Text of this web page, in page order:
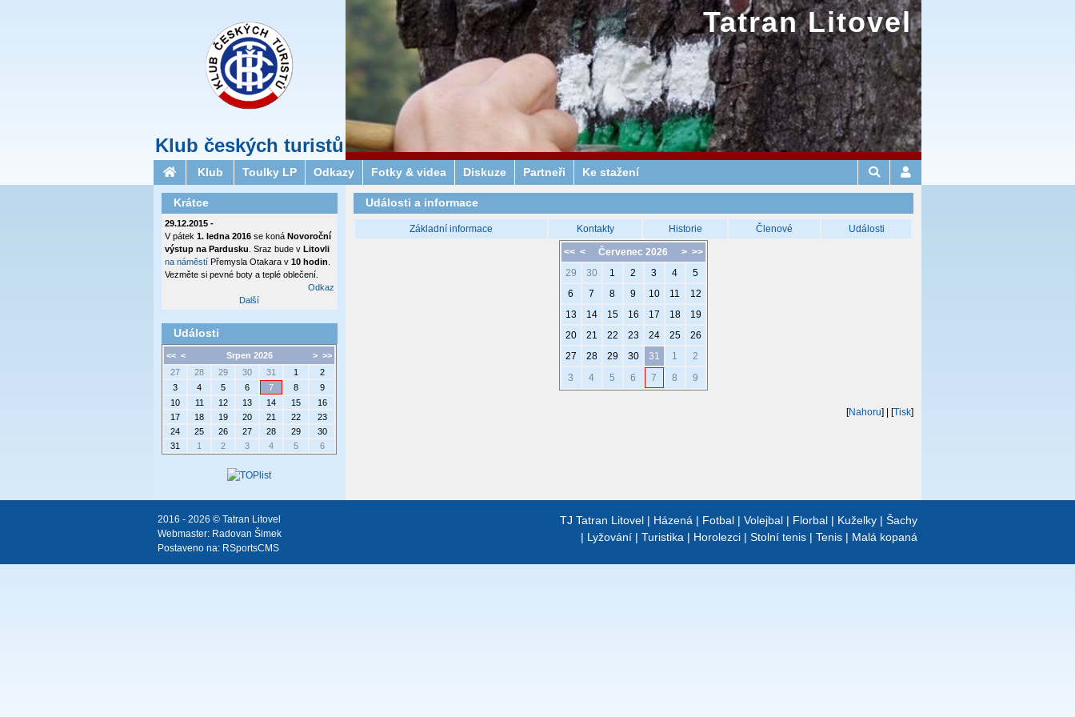
Klub českých turistů
Tatran Litovel
Klub Toulky LP Odkazy Fotky & videa Diskuze Partneři Ke stažení
Události a informace
Základní informace Kontakty Historie Členové Události
<< < > >>
Červenec 2026
29
30 1 2 3 4
5
6
7 8 9 10 11
12
13
14 15 16 17 18
19
20
21 22 23 24 25
26
27
28 29 30 31 1
2
3
4 5 6 7 8 9
[Nahoru] | [Tisk]
Krátce
29.12.2015 -
V pátek 1. ledna 2016 se koná Novoroční
výstup na Pardusku . Sraz bude v Litovli
na náměstíPřemysla Otakara v 10 hodin
Vezměte si pevné boty a teplé oblečení.
Odkaz
Další
Události
<< < > >>
Srpen 2026
27
28 29 30 31 1
2
3
4 5 6 7 8
9
10
11 12 13 14 15
16
17
18 19 20 21 22
23
24
25 26 27 28 29
30
31
1 2 3 4 5 6
TJ Tatran Litovel | Házená | Fotbal | Volejbal | Florbal | Kuželky | Šachy
| Lyžování | Turistika | Horolezci | Stolní tenis | Tenis | Malá kopaná
2016 - 2026 © Tatran Litovel
Webmaster: Radovan Šimek
Postaveno na: RSportsCMS